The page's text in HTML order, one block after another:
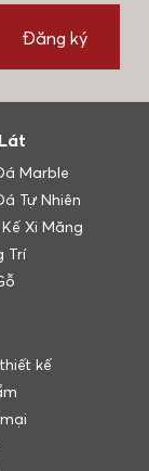
Đăng ký
Marble
Tự Nhiên
Xi Măng
Trí
kế